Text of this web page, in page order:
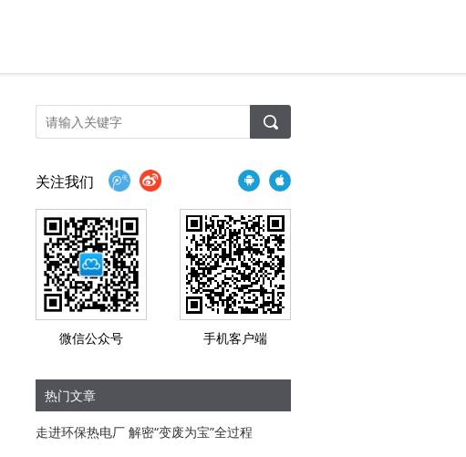
关注我们
微信公众号 手机客户端
热门文章
走进环保热电厂 解密“变废为宝”全过程